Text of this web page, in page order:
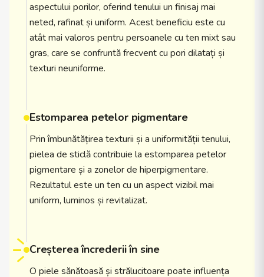
aspectului porilor, oferind tenului un finisaj mai
neted, rafinat și uniform. Acest beneficiu este cu
atât mai valoros pentru persoanele cu ten mixt sau
gras, care se confruntă frecvent cu pori dilatați și
texturi neuniforme.
Estomparea petelor pigmentare
Prin îmbunătățirea texturii și a uniformității tenului,
pielea de sticlă contribuie la estomparea petelor
pigmentare și a zonelor de hiperpigmentare.
Rezultatul este un ten cu un aspect vizibil mai
uniform, luminos și revitalizat.
Creșterea încrederii în sine
O piele sănătoasă și strălucitoare poate influența